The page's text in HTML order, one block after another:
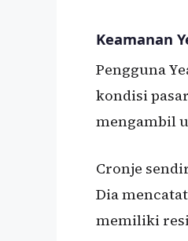
Keamanan
Pengguna
kondisi
mengambil
Cronje
Dia
memiliki